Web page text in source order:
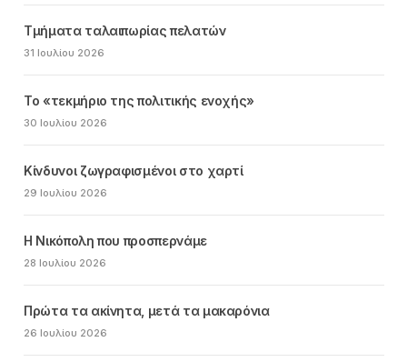
Τμήματα ταλαιπωρίας πελατών
31 Ιουλίου 2026
Το «τεκμήριο της πολιτικής ενοχής»
30 Ιουλίου 2026
Κίνδυνοι ζωγραφισμένοι στο χαρτί
29 Ιουλίου 2026
Η Νικόπολη που προσπερνάμε
28 Ιουλίου 2026
Πρώτα τα ακίνητα, μετά τα μακαρόνια
26 Ιουλίου 2026